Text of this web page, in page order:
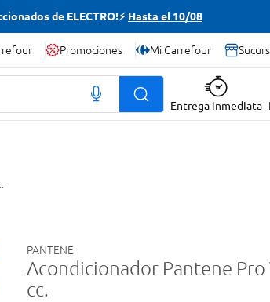
de ELECTRO!⚡ Hasta el 10/08
Promociones Mi Carrefour
Entrega inmediata
PANTENE
Acondicionador Pantene
cc.